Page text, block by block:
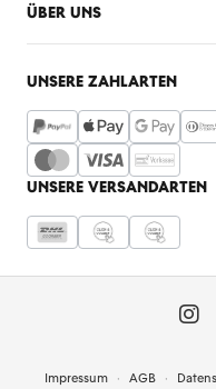
ÜBER UNS
UNSERE ZAHLARTEN
UNSERE VERSANDARTEN
Impressum AGB